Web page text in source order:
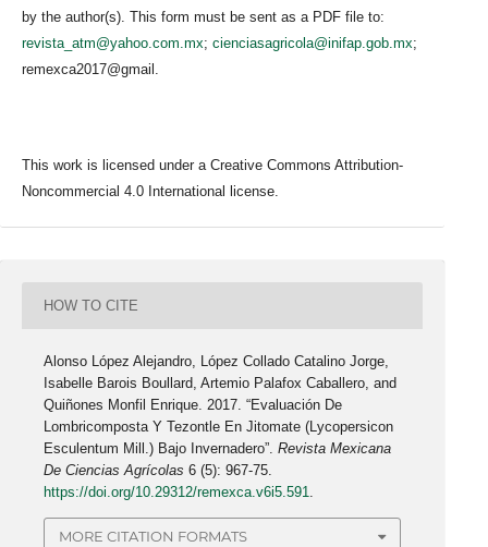
by the author(s). This form must be sent as a PDF file to:
revista_atm@yahoo.com.mx; cienciasagricola@inifap.gob.mx;
remexca2017@gmail.
This work is licensed under a Creative Commons Attribution-
Noncommercial 4.0 International license.
HOW TO CITE
Alonso López Alejandro, López Collado Catalino Jorge,
Isabelle Barois Boullard, Artemio Palafox Caballero, and
Quiñones Monfil Enrique. 2017. “Evaluación De
Lombricomposta Y Tezontle En Jitomate (Lycopersicon
Esculentum Mill.) Bajo Invernadero”.Revista Mexicana
De Ciencias Agrícolas 6 (5): 967-75.
https://doi.org/10.29312/remexca.v6i5.591.
MORE CITATION FORMATS